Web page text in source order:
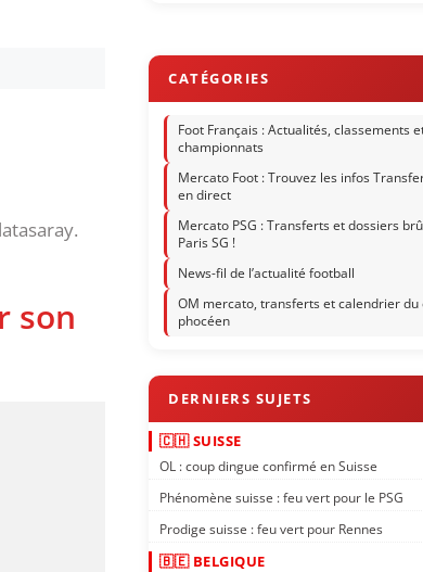
son
Foot Français : Actualités, classements
championnats
Mercato Foot : Trouvez les infos
en direct
Mercato PSG : Transferts et dossiers
Paris SG !
News-fil de l’actualité football
OM mercato, transferts et calendrier du
phocéen
🇨🇭 SUISSE
OL : coup dingue confirmé en Suisse
Phénomène suisse : feu vert pour le PSG
Prodige suisse : feu vert pour Rennes
🇧🇪 BELGIQUE